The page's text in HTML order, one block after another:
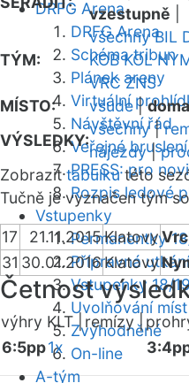
DRFG Arena
DRFG Arena
Schéma tribun
Plánek areny
Virtuální
Návštěvní řád
Veřejné bruslení
PRESS: pro
Rozpis ledové
Vstupenky
Permanentky
Přípravná
Vstupenky 18/
Uvolňování míst
Zvýhodněné
On-line
A-tým
vzestupně
TÝM:
všechny BIL
KOB KOL
VRC ZNS
MÍSTO:
všude|doma
VÝSLEDKY:
všechny|
nájezdy|
Zobrazittabulkutéto
Tučně je vyznačen tým
17 21.11.2015Klatovy
31 30.01.2016Klatovy
Četnost
výhry KLT | remízy |
6:5pp1x